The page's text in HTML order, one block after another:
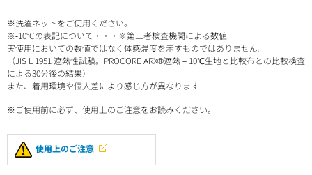
※洗濯ネットをご使用ください。
※‐10°Cの表記について・・・※第三者検査機関による数値
実使用においての数値ではなく体感温度を示すものではありません。
（JIS L 1951 遮熱性試験。PROCORE ARX®遮熱－10℃生地と比較布との比較検査
による30分後の結果）
また、着用環境や個人差により感じ方が異なります
※ご使用前に必ず、使用上のご注意をお読みください。
使用上のご注意